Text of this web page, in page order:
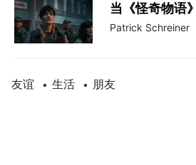
当《怪奇物语
​Patrick Schreiner
友谊 • 生活 • 朋友